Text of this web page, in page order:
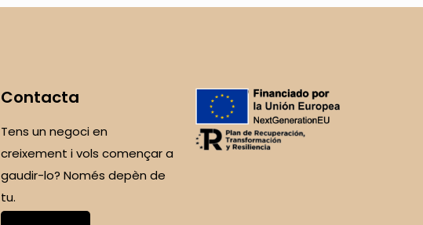
Contacta
Tens un negoci en
creixement i vols començar a
gaudir-lo? Només depèn de
tu.